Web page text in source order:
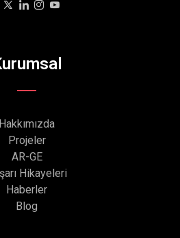
Hakkımızda
Projeler
AR-GE
Hikayeleri
Haberler
Blog